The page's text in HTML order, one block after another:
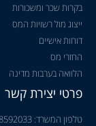
בקרות שכר ומשכורות
ייצוג מול רשויות המס
דוחות אישיים
החזרי מס
הלוואה בערבות מדינה
פרטי יצירת קשר
טלפון המשרד: 08-8592033